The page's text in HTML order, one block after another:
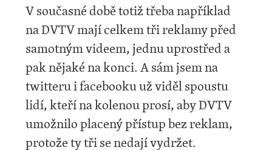
V současné době totiž třeba například
na DVTV mají celkem tři reklamy před
samotným videem, jednu uprostřed a
pak nějaké na konci. A sám jsem na
twitteru i facebooku už viděl spoustu
lidí, kteří na kolenou prosí, aby DVTV
umožnilo placený přístup bez reklam,
protože ty tři se nedají vydržet.